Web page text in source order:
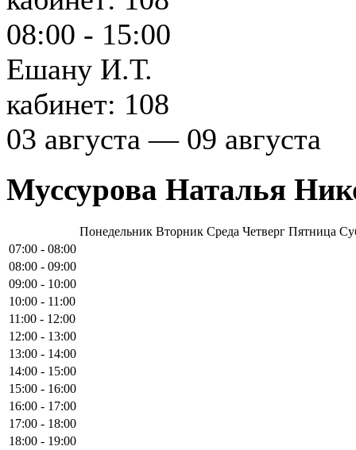
08:00 - 15:00
Ешану И.Т.
кабинет: 108
03 августа — 09 августа
Муссурова Наталья
Понедельник Вторник Среда Четверг Пятница
07:00 - 08:00
08:00 - 09:00
09:00 - 10:00
10:00 - 11:00
11:00 - 12:00
12:00 - 13:00
13:00 - 14:00
14:00 - 15:00
15:00 - 16:00
16:00 - 17:00
17:00 - 18:00
18:00 - 19:00